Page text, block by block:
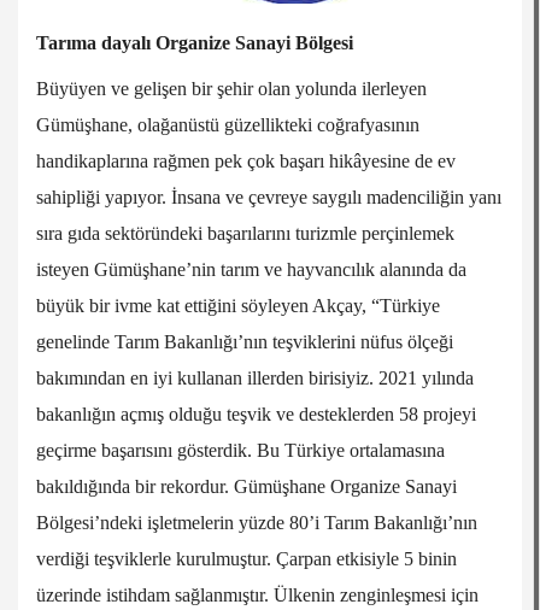
Tarıma dayalı Organize Sanayi Bölgesi
Büyüyen ve gelişen bir şehir olan yolunda ilerleyen
Gümüşhane, olağanüstü güzellikteki coğrafyasının
handikaplarına rağmen pek çok başarı hikâyesine de ev
sahipliği yapıyor. İnsana ve çevreye saygılı madenciliğin yanı
sıra gıda sektöründeki başarılarını turizmle perçinlemek
isteyen Gümüşhane’nin tarım ve hayvancılık alanında da
büyük bir ivme kat ettiğini söyleyen Akçay, “Türkiye
genelinde Tarım Bakanlığı’nın teşviklerini nüfus ölçeği
bakımından en iyi kullanan illerden birisiyiz. 2021 yılında
bakanlığın açmış olduğu teşvik ve desteklerden 58 projeyi
geçirme başarısını gösterdik. Bu Türkiye ortalamasına
bakıldığında bir rekordur. Gümüşhane Organize Sanayi
Bölgesi’ndeki işletmelerin yüzde 80’i Tarım Bakanlığı’nın
verdiği teşviklerle kurulmuştur. Çarpan etkisiyle 5 binin
üzerinde istihdam sağlanmıştır. Ülkenin zenginleşmesi için